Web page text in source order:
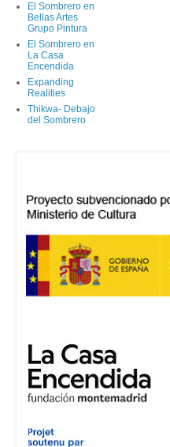
El Sombrero en
Bellas Artes
Grupo Pintura
El Sombrero en
La Casa
Encendida
Expanding
Realities
Thikwa- Debajo
del Sombrero